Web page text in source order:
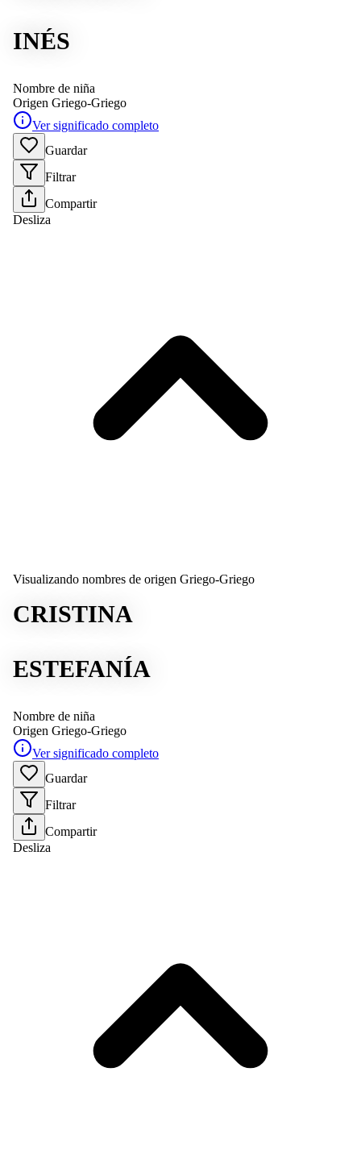
INÉS
Nombre de niña
Origen Griego-Griego
Ver significado completo
Guardar
Filtrar
Compartir
Desliza
Visualizando nombres de origen Griego-Griego
CRISTINA
ESTEFANÍA
Nombre de niña
Origen Griego-Griego
Ver significado completo
Guardar
Filtrar
Compartir
Desliza